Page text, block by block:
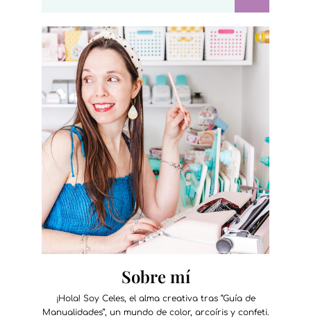
Sobre mí
¡Hola! Soy Celes, el alma creativa tras “Guía de
Manualidades”, un mundo de color, arcoíris y confeti.